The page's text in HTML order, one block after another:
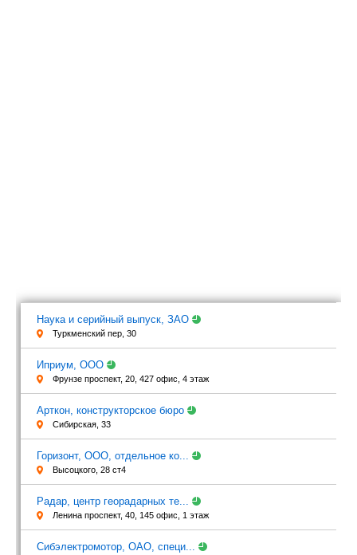
Наука и серийный выпуск, ЗАО
Туркменский пер, 30
Иприум, ООО
Фрунзе проспект, 20, 427 офис, 4 этаж
Арткон, конструкторское бюро
Сибирская, 33
Горизонт, ООО, отдельное ко...
Высоцкого, 28 ст4
Радар, центр георадарных те...
Ленина проспект, 40, 145 офис, 1 этаж
Сибэлектромотор, ОАО, специ...